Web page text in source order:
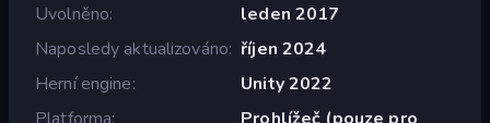
Uvolněno
leden 2017
Naposledy aktualizováno říjen 2024
Herní engine
Unity 2022